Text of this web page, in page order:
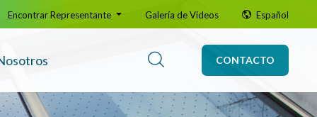
CONTACTO
Encontrar Representante Galería de Videos Español